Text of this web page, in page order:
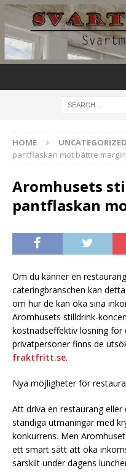
HOME UNCATEGORIZED
pantflaskan mot bättre
Aromhusets
pantflaskan
Om du känner en
cateringbranschen kan
om hur de kan öka sina
Aromhusets stilldrink-
kostnadseffektiv lösning för
privatpersoner finns de
fraktfritt.se.
Nya möjligheter för
Att driva en restaurang
ständiga utmaningar med
konkurrens. Men
ett smart sätt att öka
särskilt under dagens